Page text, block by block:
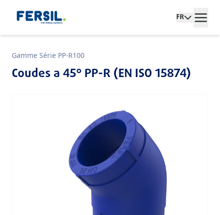
FR
Gamme Série PP-R100
Coudes a 45° PP-R (EN ISO 15874)